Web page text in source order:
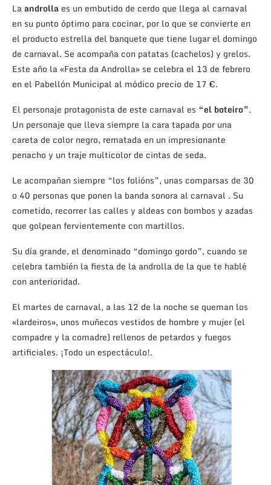
Laandrolla es un embutido de cerdo que llega al carnaval
en su punto óptimo para cocinar, por lo que se convierte en
el producto estrella del banquete que tiene lugar el domingo
de carnaval. Se acompaña con patatas (cachelos) y grelos.
Este año la «Festa da Androlla» se celebra el 13 de febrero
en el Pabellón Municipal al módico precio de 17 €.
El personaje protagonista de este carnaval es “el boteiro”.
Un personaje que lleva siempre la cara tapada por una
careta de color negro, rematada en un impresionante
penacho y un traje multicolor de cintas de seda.
Le acompañan siempre “los folións”, unas comparsas de 30
o 40 personas que ponen la banda sonora al carnaval . Su
cometido, recorrer las calles y aldeas con bombos y azadas
que golpean fervientemente con martillos.
Su día grande, el denominado “domingo gordo”, cuando se
celebra también la fiesta de la androlla de la que te hablé
con anterioridad.
El martes de carnaval, a las 12 de la noche se queman los
«lardeiros», unos muñecos vestidos de hombre y mujer (el
compadre y la comadre) rellenos de petardos y fuegos
artificiales. ¡Todo un espectáculo!.